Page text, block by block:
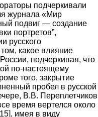
подчеркивали
журнала «Мир
подвиг — создание
портретов”,
русского
какое влияние
подчеркивая, что
по-настоящему
того, закрытие
пробел в русской
В.В. Переплетчиков
время вертелся около
имея в виду